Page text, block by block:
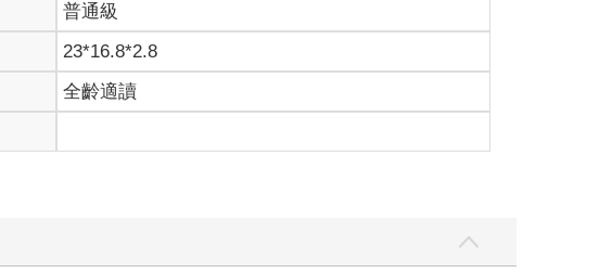
普通級
23*16.8*2.8
全齡適讀